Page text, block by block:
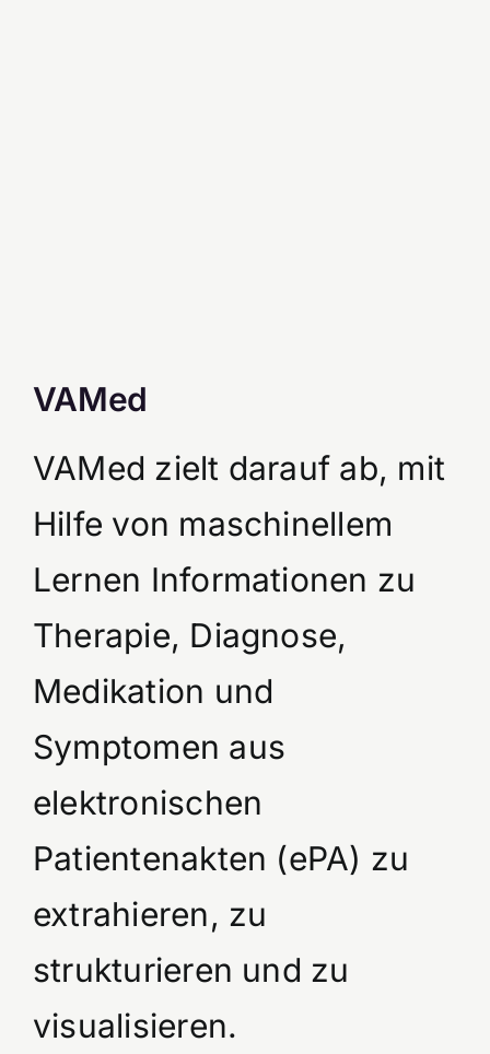
VAMed
VAMed zielt darauf ab, mit
Hilfe von maschinellem
Lernen Informationen zu
Therapie, Diagnose,
Medikation und
Symptomen aus
elektronischen
Patientenakten (ePA) zu
extrahieren, zu
strukturieren und zu
visualisieren.